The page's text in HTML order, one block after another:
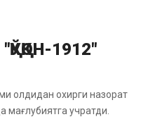
1912"
олдидан охирги назорат
мағлубиятга учратди.